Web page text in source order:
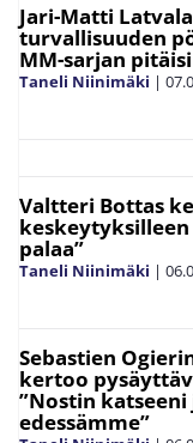
Jari-Matti
turvallisuuden
MM-sarjan
Taneli Niinimäki |
Valtteri Bottas
keskeytyksilleen
palaa”
Taneli Niinimäki |
Sebastien
kertoo
”Nostin
edessämme”